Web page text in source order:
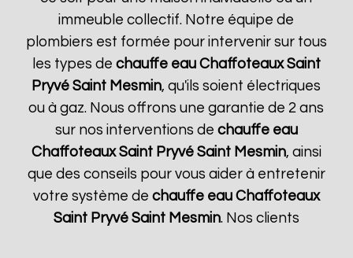
immeuble collectif. Notre équipe de
plombiers est formée pour intervenir sur tous
les types de chauffe eau Chaffoteaux Saint
Pryvé Saint Mesmin, qu'ils soient électriques
ou à gaz. Nous offrons une garantie de 2 ans
sur nos interventions de chauffe eau
Chaffoteaux Saint Pryvé Saint Mesmin, ainsi
que des conseils pour vous aider à entretenir
votre système de chauffe eau Chaffoteaux
Saint Pryvé Saint Mesmin. Nos clients